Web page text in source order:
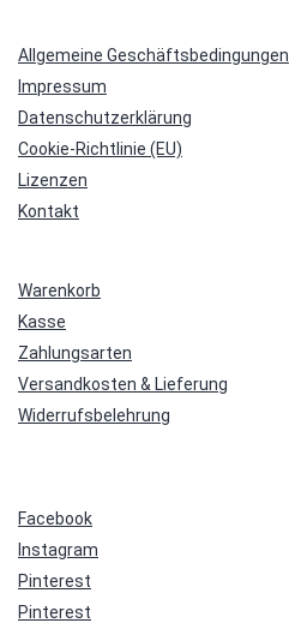
Allgemeine Geschäftsbedingungen
Impressum
Datenschutzerklärung
Cookie-Richtlinie (EU)
Lizenzen
Kontakt
Warenkorb
Kasse
Zahlungsarten
Versandkosten & Lieferung
Widerrufsbelehrung
Facebook
Instagram
Pinterest
Pinterest